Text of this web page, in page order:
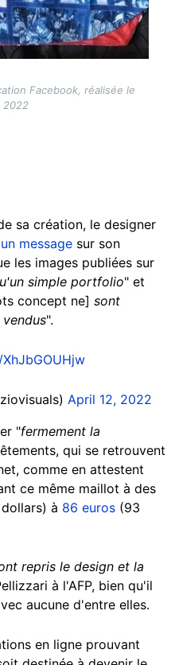
Facebook, réalisée le
2022
sa création, le designer
un message sur son
les images publiées sur
simple portfolio" et
concept ne] sont
".
April 12, 2022
"fermement la
qui se retrouvent
comme en attestent
ce même maillot à des
à 86 euros (93
repris le design et la
à l'AFP, bien qu'il
aucune d'entre elles.
en ligne prouvant